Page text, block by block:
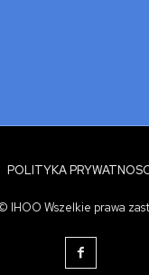
POLITYKA
IHOO Wszelkie prawa